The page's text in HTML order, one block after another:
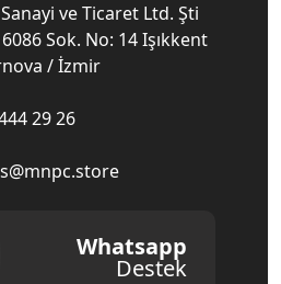
ve Ticaret Ltd. Şti
Sok. No: 14 Işıkkent
/ İzmir
29 26
Whatsapp
Destek